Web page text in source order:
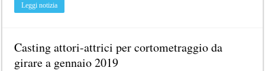
Leggi notizia
Casting attori-attrici per cortometraggio da
girare a gennaio 2019